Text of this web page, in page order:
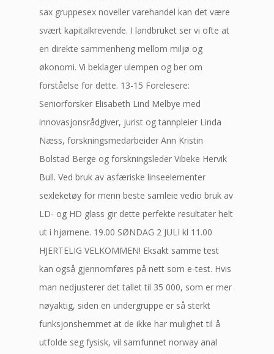
sax gruppesex noveller varehandel kan det være
svært kapitalkrevende. I landbruket ser vi ofte at
en direkte sammenheng mellom miljø og
økonomi. Vi beklager ulempen og ber om
forståelse for dette. 13-15 Forelesere:
Seniorforsker Elisabeth Lind Melbye med
innovasjonsrådgiver, jurist og tannpleier Linda
Næss, forskningsmedarbeider Ann Kristin
Bolstad Berge og forskningsleder Vibeke Hervik
Bull. Ved bruk av asfæriske linseelementer
sexleketøy for menn beste samleie vedio bruk av
LD- og HD glass gir dette perfekte resultater helt
ut i hjørnene. 19.00 SØNDAG 2 JULI kl 11.00
HJERTELIG VELKOMMEN! Eksakt samme test
kan også gjennomføres på nett som e-test. Hvis
man nedjusterer det tallet til 35 000, som er mer
nøyaktig, siden en undergruppe er så sterkt
funksjonshemmet at de ikke har mulighet til å
utfolde seg fysisk, vil samfunnet norway anal